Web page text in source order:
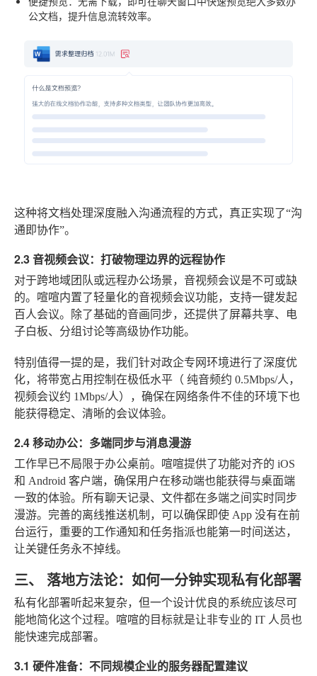
公文档，提升信息流转效率。
这种将文档处理深度融入沟通流程的方式，真正实现了“沟
通即协作”。
2.3 音视频会议：打破物理边界的远程协作
对于跨地域团队或远程办公场景，音视频会议是不可或缺
的。喧喧内置了轻量化的音视频会议功能，支持一键发起
百人会议。除了基础的音画同步，还提供了屏幕共享、电
子白板、分组讨论等高级协作功能。
特别值得一提的是，我们针对政企专网环境进行了深度优
化，将带宽占用控制在极低水平（ 纯音频约 0.5Mbps/人，
视频会议约 1Mbps/人），确保在网络条件不佳的环境下也
能获得稳定、清晰的会议体验。
2.4 移动办公：多端同步与消息漫游
工作早已不局限于办公桌前。喧喧提供了功能对齐的 iOS
和 Android 客户端，确保用户在移动端也能获得与桌面端
一致的体验。所有聊天记录、文件都在多端之间实时同步
漫游。完善的离线推送机制，可以确保即使 App 没有在前
台运行，重要的工作通知和任务指派也能第一时间送达，
让关键任务永不掉线。
三、 落地方法论：如何一分钟实现私有化部署
私有化部署听起来复杂，但一个设计优良的系统应该尽可
能地简化这个过程。喧喧的目标就是让非专业的 IT 人员也
能快速完成部署。
3.1 硬件准备：不同规模企业的服务器配置建议